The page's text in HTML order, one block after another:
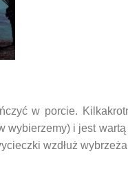
w porcie.
wybierzemy) i jest
wzdłuż